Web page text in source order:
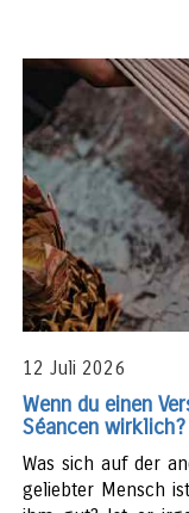
12 Juli 2026
Wenn du einen
Séancen wirklich?
Was sich auf der
geliebter Mensch